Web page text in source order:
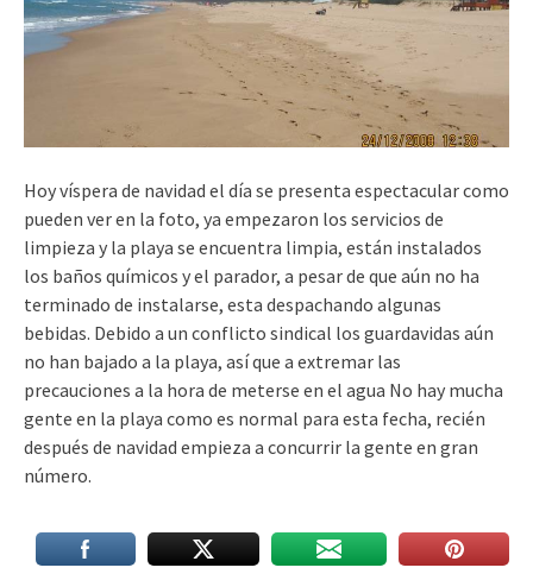
Hoy víspera de navidad el día se presenta espectacular como
pueden ver en la foto, ya empezaron los servicios de
limpieza y la playa se encuentra limpia, están instalados
los baños químicos y el parador, a pesar de que aún no ha
terminado de instalarse, esta despachando algunas
bebidas. Debido a un conflicto sindical los guardavidas aún
no han bajado a la playa, así que a extremar las
precauciones a la hora de meterse en el agua No hay mucha
gente en la playa como es normal para esta fecha, recién
después de navidad empieza a concurrir la gente en gran
número.